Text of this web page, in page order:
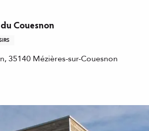
Couesnon
35140 Mézières-sur-Couesnon
favoris